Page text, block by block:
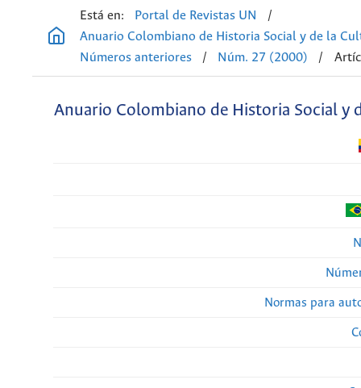
Está en: Portal de Revistas UN
/
Anuario Colombiano de Historia Social y de la
Números anteriores
/ Núm. 27 (2000) /
Anuario Colombiano de Historia Social y
Normas para